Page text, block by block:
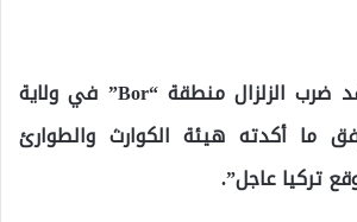
وفي التفاصيل, فقد ضرب الزلزال منطقة “Bor” في ولاية
بقوة 5.1, وفق ما أكدته هيئة الكوارث والطوارئ
تركيا عاجل”.